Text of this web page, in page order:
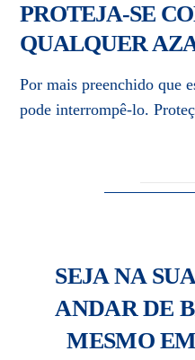
PROTEJA-SE
QUALQUER
Por mais preenchido que
pode interrompê-lo.
SEJA NA
ANDAR DE
MESMO